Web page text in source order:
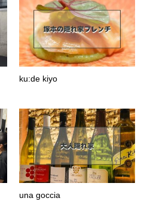
ku:de kiyo
una goccia